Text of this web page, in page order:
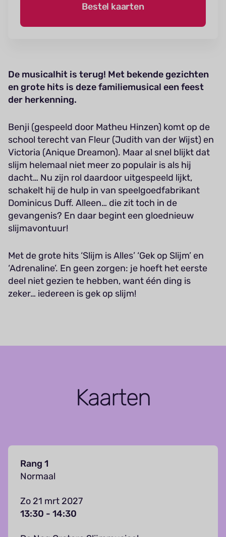
Bestel kaarten
De musicalhit is terug! Met bekende gezichten
en grote hits is deze familiemusical een feest
der herkenning.
Benji (gespeeld door Matheu Hinzen) komt op de
school terecht van Fleur (Judith van der Wijst) en
Victoria (Anique Dreamon). Maar al snel blijkt dat
slijm helemaal niet meer zo populair is als hij
dacht… Nu zijn rol daardoor uitgespeeld lijkt,
schakelt hij de hulp in van speelgoedfabrikant
Dominicus Duff. Alleen… die zit toch in de
gevangenis? En daar begint een gloednieuw
slijmavontuur!
Met de grote hits ‘Slijm is Alles’ ‘Gek op Slijm’ en
‘Adrenaline’. En geen zorgen: je hoeft het eerste
deel niet gezien te hebben, want één ding is
zeker… iedereen is gek op slijm!
Kaarten
Rang 1
Normaal
Zo 21 mrt 2027
13:30 - 14:30